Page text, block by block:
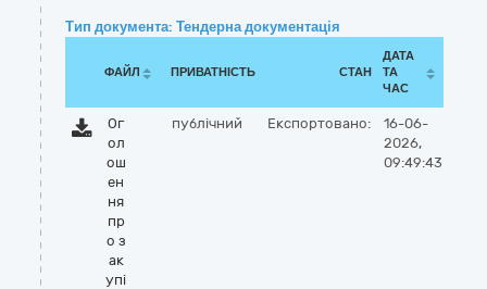
Тип документа: Тендерна документація
ФАЙЛ ПРИВАТНІСТЬ СТАН
ДАТА
ТА
ЧАС
Ог
ол
ош
ен
ня
пр
о з
ак
упі
публічний Експортовано:
16-06-
2026,
09:49:43